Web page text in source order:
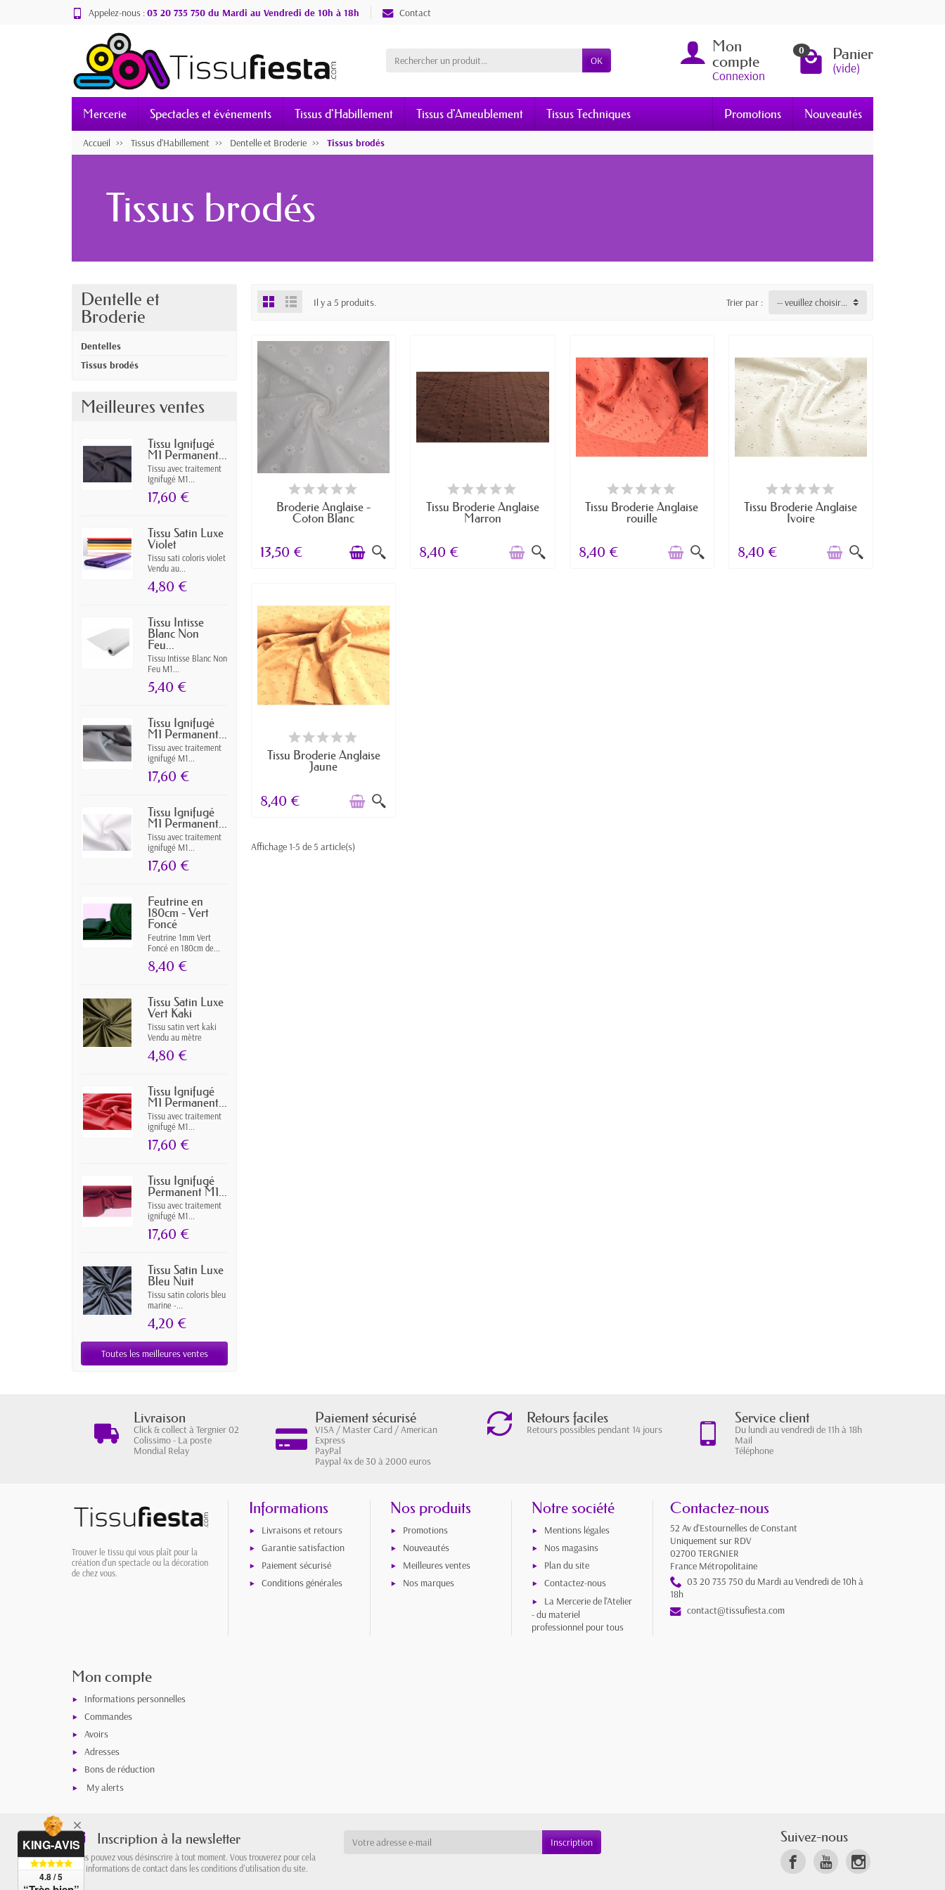
Appelez-nous :03 20 735 750 du Mardi au Vendredi de 10h à 18h Contact
OK
Mon
compte
Connexion
0 Panier
(vide)
Mercerie Spectacles et événements Tissus d'Habillement Tissus d'Ameublement Tissus Techniques Promotions Nouveautés
Accueil Tissus d'Habillement Dentelle et Broderie Tissus brodés
Tissus brodés
Dentelle et
Broderie
Dentelles
Tissus brodés
Meilleures ventes
Tissu Ignifugé
M1 Permanent...
Tissu avec traitement
Ignifugé M1...
17,60 €
Tissu Satin Luxe
Violet
Tissu sati coloris violet
Vendu au...
4,80 €
Tissu Intisse
Blanc Non
Feu...
Tissu Intisse Blanc Non
Feu M1...
5,40 €
Tissu Ignifugé
M1 Permanent...
Tissu avec traitement
ignifugé M1...
17,60 €
Tissu Ignifugé
M1 Permanent...
Tissu avec traitement
ignifugé M1...
17,60 €
Feutrine en
180cm - Vert
Foncé
Feutrine 1mm Vert
Foncé en 180cm de...
8,40 €
Tissu Satin Luxe
Vert Kaki
Tissu satin vert kaki
Vendu au mètre
4,80 €
Tissu Ignifugé
M1 Permanent...
Tissu avec traitement
ignifugé M1...
17,60 €
Tissu Ignifugé
Permanent M1...
Tissu avec traitement
ignifugé M1...
17,60 €
Tissu Satin Luxe
Bleu Nuit
Tissu satin coloris bleu
marine -...
4,20 €
Toutes les meilleures ventes
Il y a 5 produits. Trier par : -- veuillez choisir --
EN STOCK
Broderie Anglaise -
Coton Blanc
13,50 €
RUPTURE DE STOCK
Tissu Broderie Anglaise
Marron
8,40 €
RUPTURE DE STOCK
Tissu Broderie Anglaise
rouille
8,40 €
RUPTURE DE STOCK
Tissu Broderie Anglaise
Ivoire
8,40 €
RUPTURE DE STOCK
Tissu Broderie Anglaise
Jaune
8,40 €
Affichage 1-5 de 5 article(s)
Livraison
Click & collect à Tergnier 02
Colissimo - La poste
Mondial Relay
Paiement sécurisé
VISA / Master Card / American
Express
PayPal
Paypal 4x de 30 à 2000 euros
Retours faciles
Retours possibles pendant 14 jours
Service client
Du lundi au vendredi de 11h à 18h
Mail
Téléphone
Trouver le tissu qui vous plaît pour la
création d'un spectacle ou la décoration
de chez vous.
Informations
Livraisons et retours
Garantie satisfaction
Paiement sécurisé
Conditions générales
Nos produits
Promotions
Nouveautés
Meilleures ventes
Nos marques
Notre société
Mentions légales
Nos magasins
Plan du site
Contactez-nous
La Mercerie de l'Atelier
- du materiel
professionnel pour tous
Contactez-nous
52 Av d'Estournelles de Constant
Uniquement sur RDV
02700 TERGNIER
France Métropolitaine
03 20 735 750 du Mardi au Vendredi de 10h à
18h
contact@tissufiesta.com
Mon compte
Informations personnelles
Commandes
Avoirs
Adresses
Bons de réduction
My alerts
Inscription à la newsletter
Vous pouvez vous désinscrire à tout moment. Vous trouverez pour cela
nos informations de contact dans les conditions d'utilisation du site.
Suivez-nous
KING-AVIS
4.8 / 5